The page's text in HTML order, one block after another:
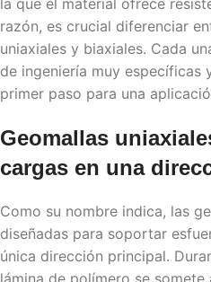
la que el material ofrece
razón, es crucial diferenciar
uniaxiales y biaxiales. Cada
de ingeniería muy específicas
primer paso para una
Geomallas
cargas en una
Como su nombre indica, las
diseñadas para soportar
única dirección principal.